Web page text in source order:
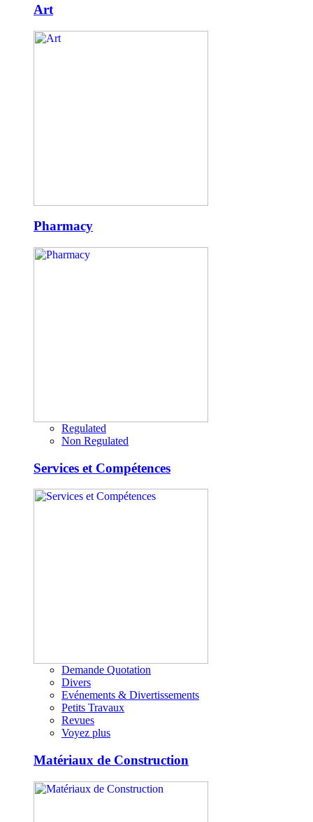
Art
Pharmacy
Regulated
Non Regulated
Services et Compétences
Demande Quotation
Divers
Evénements & Divertissements
Petits Travaux
Revues
Voyez plus
Matériaux de Construction